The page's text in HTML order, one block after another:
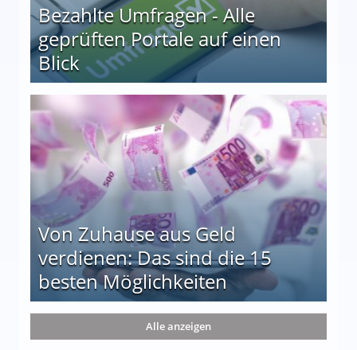
Bezahlte Umfragen - Alle
geprüften Portale auf einen
Blick
auf einen Blick
Von Zuhause aus Geld
verdienen: Das sind die 15
besten Möglichkeiten
die 15 besten Möglichkeiten
Alle anzeigen